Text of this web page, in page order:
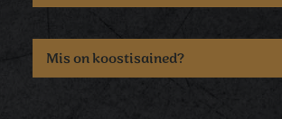
Mis on koostisained?